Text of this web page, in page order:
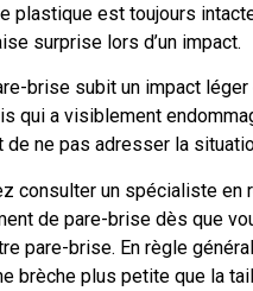
plastique est toujours
surprise lors d’un impact.
brise subit un impact
qui a visiblement
de ne pas adresser la
consulter un spécialiste en
de pare-brise dès que
pare-brise. En règle
brèche plus petite que la